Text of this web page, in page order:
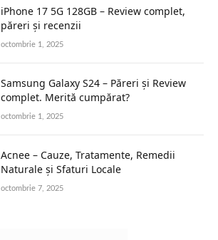
iPhone 17 5G 128GB – Review complet,
păreri și recenzii
octombrie 1, 2025
Samsung Galaxy S24 – Păreri și Review
complet. Merită cumpărat?
octombrie 1, 2025
Acnee – Cauze, Tratamente, Remedii
Naturale și Sfaturi Locale
octombrie 7, 2025